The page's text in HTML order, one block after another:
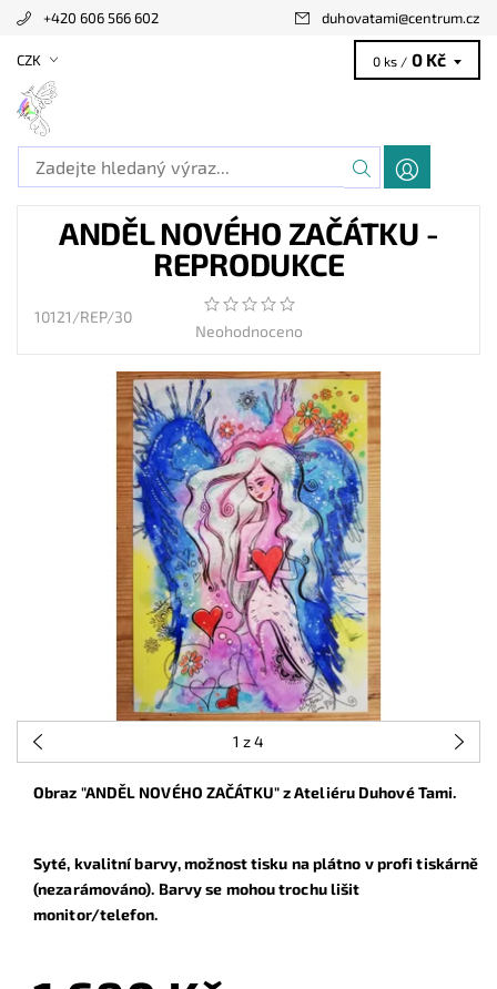
+420 606 566 602 duhovatami@centrum.cz
CZK 0 ks / 0 Kč
ANDĚL NOVÉHO ZAČÁTKU -
REPRODUKCE
10121/REP/30
Neohodnoceno
1 z 4
Obraz "ANDĚL NOVÉHO ZAČÁTKU" z Ateliéru Duhové Tami.
Syté, kvalitní barvy, možnost tisku na plátno v profi tiskárně
(nezarámováno). Barvy se mohou trochu lišit
monitor/telefon.